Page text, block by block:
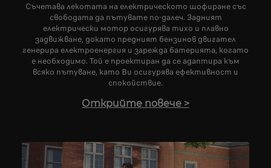
Съчетава лекотата на електрическото шофиране със
свободата да пътувате по-далеч. Задният
електрически мотор осигурява тихо и плавно
задвижване, докато предният бензинов двигател
генерира електроенергия и зарежда батерията, когато
е необходимо. Той е проектиран да се адаптира към
всяко пътуване, като Ви осигурява ефективност и
спокойствие.
Открийте повече >